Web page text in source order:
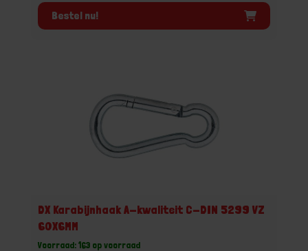
Bestel nu!
DX Karabijnhaak A-kwaliteit C-DIN 5299 VZ
60X6MM
Voorraad: 163 op voorraad